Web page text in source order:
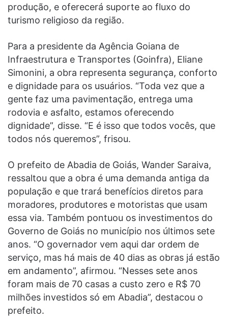
produção, e oferecerá suporte ao fluxo do
turismo religioso da região.
Para a presidente da Agência Goiana de
Infraestrutura e Transportes (Goinfra), Eliane
Simonini, a obra representa segurança, conforto
e dignidade para os usuários. “Toda vez que a
gente faz uma pavimentação, entrega uma
rodovia e asfalto, estamos oferecendo
dignidade”, disse. “E é isso que todos vocês, que
todos nós queremos”, frisou.
O prefeito de Abadia de Goiás, Wander Saraiva,
ressaltou que a obra é uma demanda antiga da
população e que trará benefícios diretos para
moradores, produtores e motoristas que usam
essa via. Também pontuou os investimentos do
Governo de Goiás no município nos últimos sete
anos. “O governador vem aqui dar ordem de
serviço, mas há mais de 40 dias as obras já estão
em andamento”, afirmou. “Nesses sete anos
foram mais de 70 casas a custo zero e R$ 70
milhões investidos só em Abadia”, destacou o
prefeito.